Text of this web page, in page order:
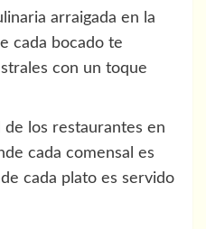
arraigada en la
cada bocado te
con un toque
los restaurantes en
cada comensal es
cada plato es servido